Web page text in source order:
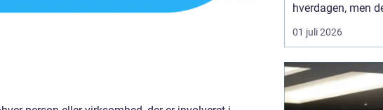
hverdagen, men
en stor forskel for
virksomheder og
overblik, sparer
giver et
01 juli 2026